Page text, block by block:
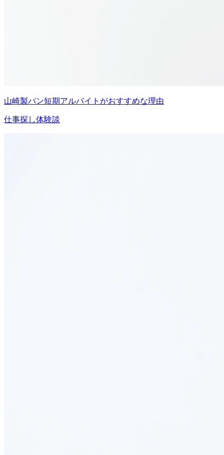
山崎製パン短期アルバイトがおすすめな理由
仕事探し体験談